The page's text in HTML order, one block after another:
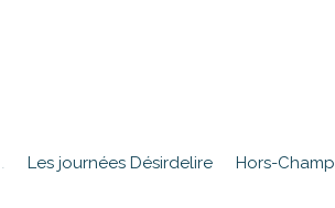
Les journées Désirdelire Hors-